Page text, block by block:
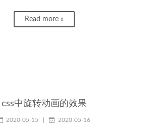
Read more »
css中旋转动画的效果
2020-05-15 2020-05-16